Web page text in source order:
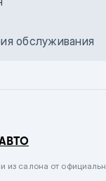
металлик
обслуживания
из салона от